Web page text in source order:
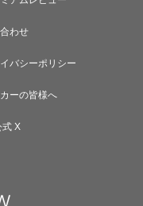
わせ
バシーポリシー
ーの皆様へ
式 X